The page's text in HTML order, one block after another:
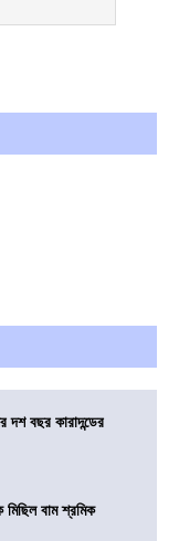
দশ বছর কারাদন্ডের
বাম শ্রমিক